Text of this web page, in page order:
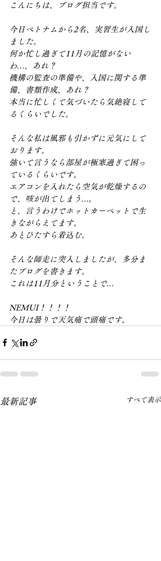
こんにちは、ブログ担当です。
今日ベトナムから2名、実習生が入国し
ました。
何か忙し過ぎて11月の記憶がない
わ…、あれ？
機構の監査の準備や、入国に関する準
備、書類作成、あれ？
本当に忙しくて気づいたら気絶寝して
るくらいでした。
そんな私は風邪も引かずに元気にして
おります。
強いて言うなら部屋が極寒過ぎて困っ
ているくらいです。
エアコンを入れたら空気が乾燥するの
で、咳が出てしまう…。
と、言うわけでホットカーペットで生
きながらえてます。
あとひたすら着込む。
そんな師走に突入しましたが、多分ま
たブログを書きます。
これは11月分ということで…
NEMUI！！！！
今日は曇りで天気痛で頭痛です。
最新記事 すべて表示